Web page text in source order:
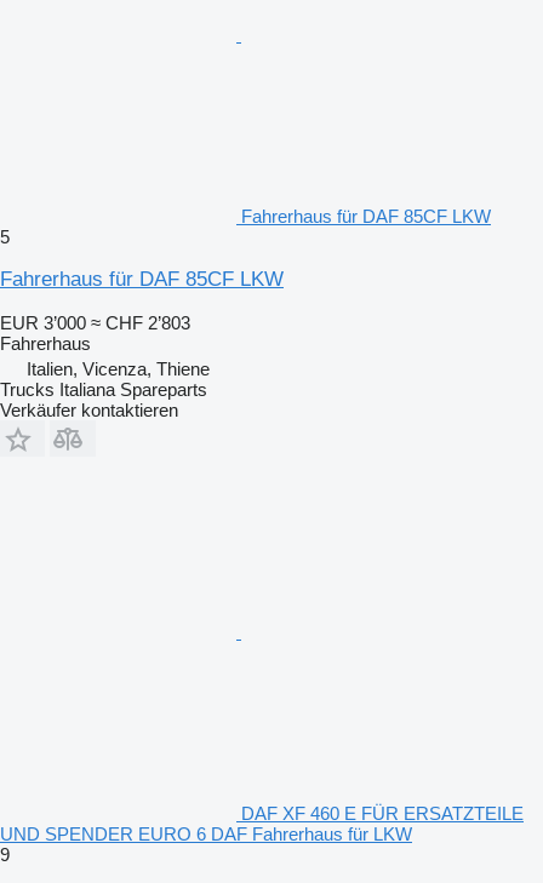
Fahrerhaus für DAF 85CF LKW
5
Fahrerhaus für DAF 85CF LKW
EUR 3’000 ≈ CHF 2’803
Fahrerhaus
Italien, Vicenza, Thiene
Trucks Italiana Spareparts
Verkäufer kontaktieren
DAF XF 460 E FÜR ERSATZTEILE
UND SPENDER EURO 6 DAF Fahrerhaus für LKW
9